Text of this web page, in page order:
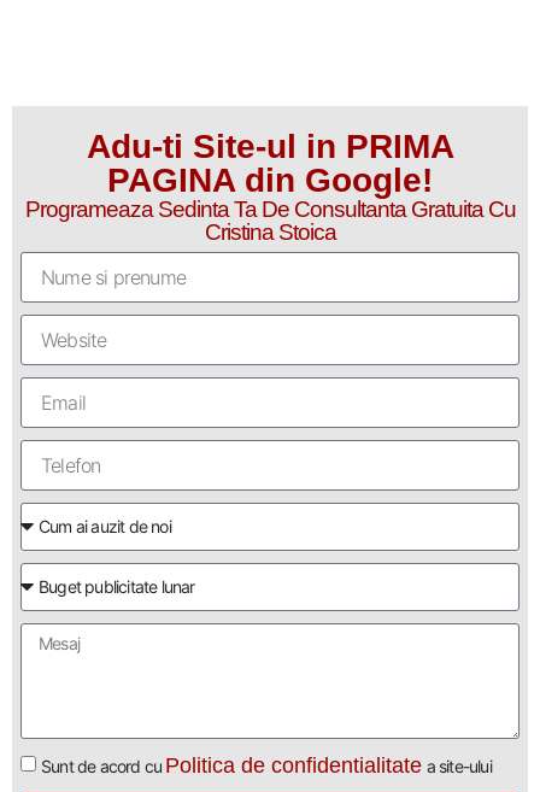
Adu-ti Site-ul in PRIMA
PAGINA din Google!
Programeaza Sedinta Ta De Consultanta Gratuita Cu
Cristina Stoica
Sunt de acord cu Politica de confidentialitate a site-ului